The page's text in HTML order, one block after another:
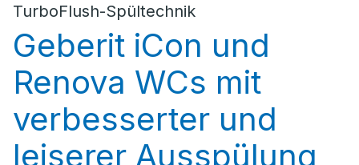
TurboFlush-Spültechnik
Geberit iCon und
Renova WCs mit
verbesserter und
leiserer Ausspülung